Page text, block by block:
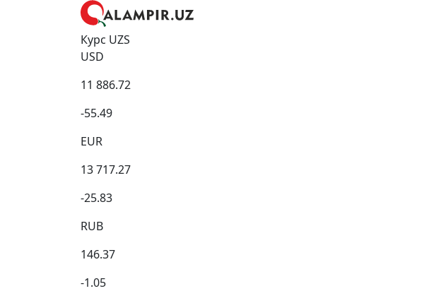
Курс UZS
USD
11 886.72
-55.49
EUR
13 717.27
-25.83
RUB
146.37
-1.05